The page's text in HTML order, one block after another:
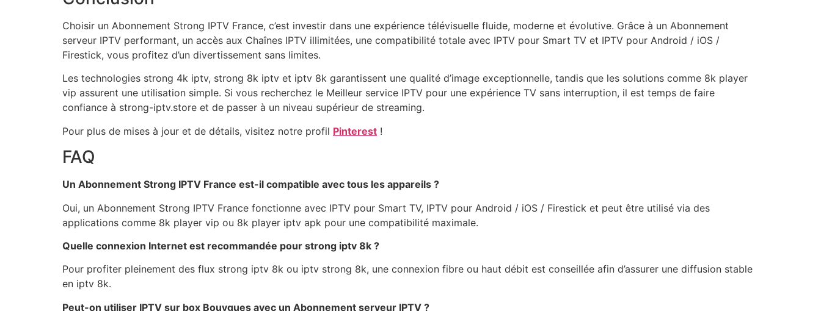
Choisir un Abonnement Strong IPTV France, c’est investir dans une expérience télévisuelle fluide, moderne et évolutive. Grâce à un Abonnement
serveur IPTV performant, un accès aux Chaînes IPTV illimitées, une compatibilité totale avec IPTV pour Smart TV et IPTV pour Android / iOS /
Firestick, vous profitez d’un divertissement sans limites.
Les technologies strong 4k iptv, strong 8k iptv et iptv 8k garantissent une qualité d’image exceptionnelle, tandis que les solutions comme 8k player
vip assurent une utilisation simple. Si vous recherchez le Meilleur service IPTV pour une expérience TV sans interruption, il est temps de faire
confiance à strong-iptv.store et de passer à un niveau supérieur de streaming.
Pour plus de mises à jour et de détails, visitez notre profil Pinterest !
FAQ
Un Abonnement Strong IPTV France est-il compatible avec tous les appareils ?
Oui, un Abonnement Strong IPTV France fonctionne avec IPTV pour Smart TV, IPTV pour Android / iOS / Firestick et peut être utilisé via des
applications comme 8k player vip ou 8k player iptv apk pour une compatibilité maximale.
Quelle connexion Internet est recommandée pour strong iptv 8k ?
Pour profiter pleinement des flux strong iptv 8k ou iptv strong 8k, une connexion fibre ou haut débit est conseillée afin d’assurer une diffusion stable
en iptv 8k.
Peut-on utiliser IPTV sur box Bouygues avec un Abonnement serveur IPTV ?